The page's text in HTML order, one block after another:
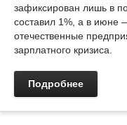
зафиксирован лишь в
составил 1%, а в июне
отечественные
зарплатного кризиса.
Подробнее